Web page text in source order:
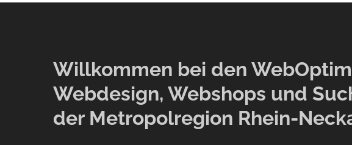
Willkommen bei den
Webdesign, Webshops und
der Metropolregion Rhein-